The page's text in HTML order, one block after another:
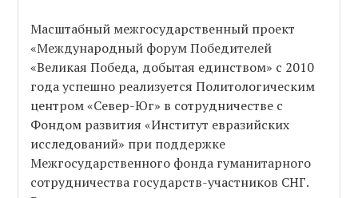
Масштабный межгосударственный проект
«Международный форум Победителей
«Великая Победа, добытая единством» с 2010
года успешно реализуется Политологическим
центром «Север-Юг» в сотрудничестве с
Фондом развития «Институт евразийских
исследований» при поддержке
Межгосударственного фонда гуманитарного
сотрудничества государств-участников СНГ.